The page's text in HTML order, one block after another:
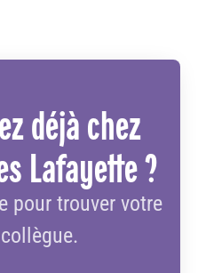
déjà chez
Lafayette ?
pour trouver votre